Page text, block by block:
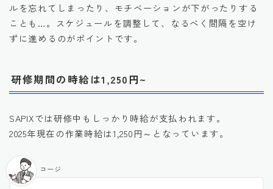
ルを忘れてしまったり、モチベーションが下がったりする
ことも…。スケジュールを調整して、なるべく間隔を空け
ずに進めるのがポイントです。
研修期間の時給は1,250円~
SAPIXでは研修中もしっかり時給が支払われます。
2025年現在の作業時給は1,250円～となっています。
コージ